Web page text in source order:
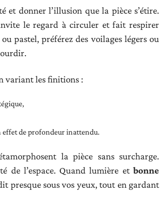
donner l’illusion que la pièce s’étire.
le regard à circuler et fait respirer
pastel, préférez des voilages légers ou
variant les finitions :
effet de profondeur inattendu.
la pièce sans surcharge.
de l’espace. Quand lumière et bonne
presque sous vos yeux, tout en gardant